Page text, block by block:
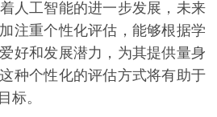
工智能的进一步发展，未来
注重个性化评估，能够根据学
好和发展潜力，为其提供量身
种个性化的评估方式将有助于
标。